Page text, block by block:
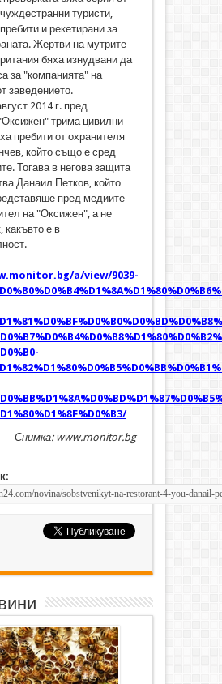
туристи,
и рекетирани за
Жертви на мутрите
бяха изнудвани да
за "компанията" на
заведението.
2014 г. пред
трима цивилни
пребити от охранителя
който също е сред
Тогава в негова защита
Данаил Петков, който
пред медиите
на "Оксижен", а не
какъвто е в
a/view/9039-
Снимка: www.monitor.bg